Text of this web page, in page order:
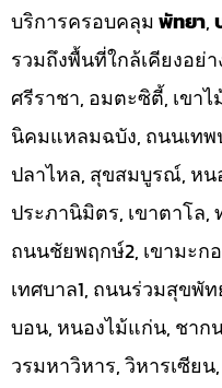
บริการครอบคลุมพัทยา,
รวมถึงพื้นที่ใกล้เคียงอย่
ศรีราชา, อมตะซิตี้, เขา
นิคมแหลมฉบัง, ถนนเทพ
ปลาไหล, สุขสมบูรณ์, ห
ประภานิมิตร, เขาตาโล
ถนนชัยพฤกษ์2, เขามะ
เทศบาล1, ถนนร่วมสุขพั
บอน, หนองไม้แก่น, ชา
วรมหาวิหาร, วิหารเซีย